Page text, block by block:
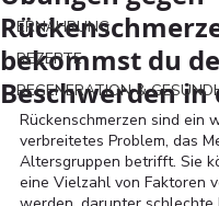
ERNÄHRUNG
REZEPTE
REGENERATION &
bekommst du
Beschwerden
Rückenschmerzen sind ein
verbreitetes Problem, das
Altersgruppen betrifft. Sie
eine Vielzahl von Faktoren